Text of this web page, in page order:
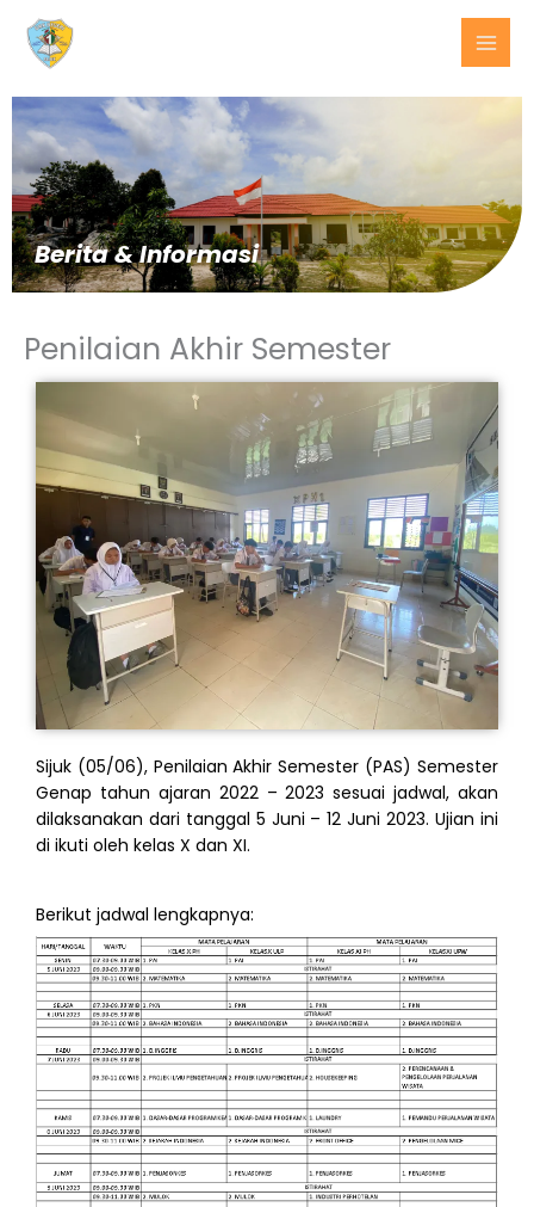
konten
Berita & Informasi
Penilaian Akhir Semester
Sijuk (05/06), Penilaian Akhir Semester (PAS) Semester
Genap tahun ajaran 2022 – 2023 sesuai jadwal, akan
dilaksanakan dari tanggal 5 Juni – 12 Juni 2023. Ujian ini
di ikuti oleh kelas X dan XI.
Berikut jadwal lengkapnya:
BERITA
TERKINI